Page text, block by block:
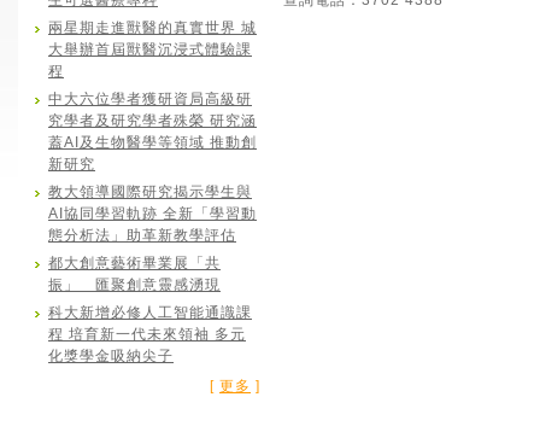
兩星期走進獸醫的真實世界 城
大舉辦首屆獸醫沉浸式體驗課
程
中大六位學者獲研資局高級研
究學者及研究學者殊榮 研究涵
蓋AI及生物醫學等領域 推動創
新研究
教大領導國際研究揭示學生與
AI協同學習軌跡 全新「學習動
態分析法」助革新教學評估
都大創意藝術畢業展「共
振」 匯聚創意靈感湧現
科大新增必修人工智能通識課
程 培育新一代未來領袖 多元
化獎學金吸納尖子
[ 更多 ]